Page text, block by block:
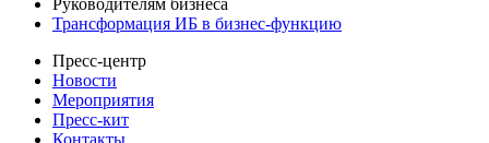
Руководителям бизнеса
Трансформация ИБ в бизнес-функцию
Пресс-центр
Новости
Мероприятия
Пресс-кит
Контакты